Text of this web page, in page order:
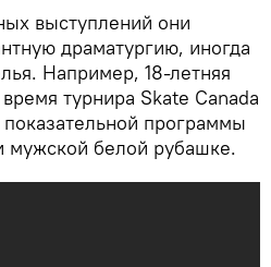
выступлений они
драматургию, иногда
Например, 18-летняя
турнира Skate Canada
программы
мужской белой рубашке.